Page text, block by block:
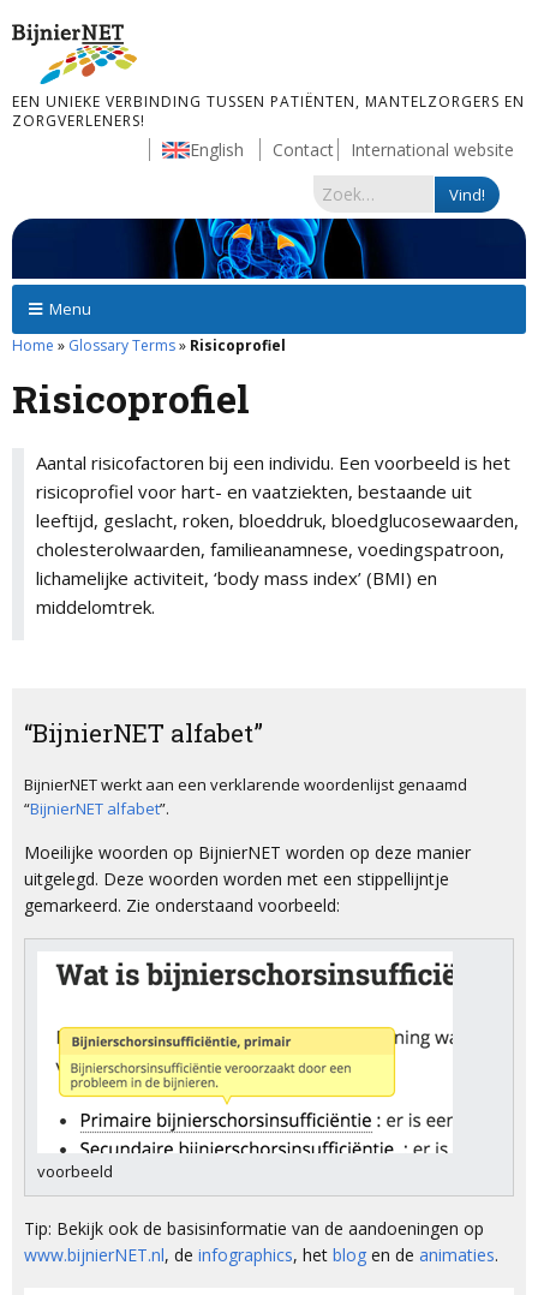
EEN UNIEKE VERBINDING TUSSEN PATIËNTEN, MANTELZORGERS EN
ZORGVERLENERS!
English Contact International website
Menu
Home » Glossary Terms» Risicoprofiel
Risicoprofiel
Aantal risicofactoren bij een individu. Een voorbeeld is het
risicoprofiel voor hart- en vaatziekten, bestaande uit
leeftijd, geslacht, roken, bloeddruk, bloedglucosewaarden,
cholesterolwaarden, familieanamnese, voedingspatroon,
lichamelijke activiteit, ‘body mass index’ (BMI) en
middelomtrek.
“BijnierNET alfabet”
BijnierNET werkt aan een verklarende woordenlijst genaamd
“BijnierNET alfabet”.
Moeilijke woorden op BijnierNET worden op deze manier
uitgelegd. Deze woorden worden met een stippellijntje
gemarkeerd. Zie onderstaand voorbeeld:
voorbeeld
Tip: Bekijk ook de basisinformatie van de aandoeningen op
www.bijnierNET.nl, de infographics, het blog en de animaties.